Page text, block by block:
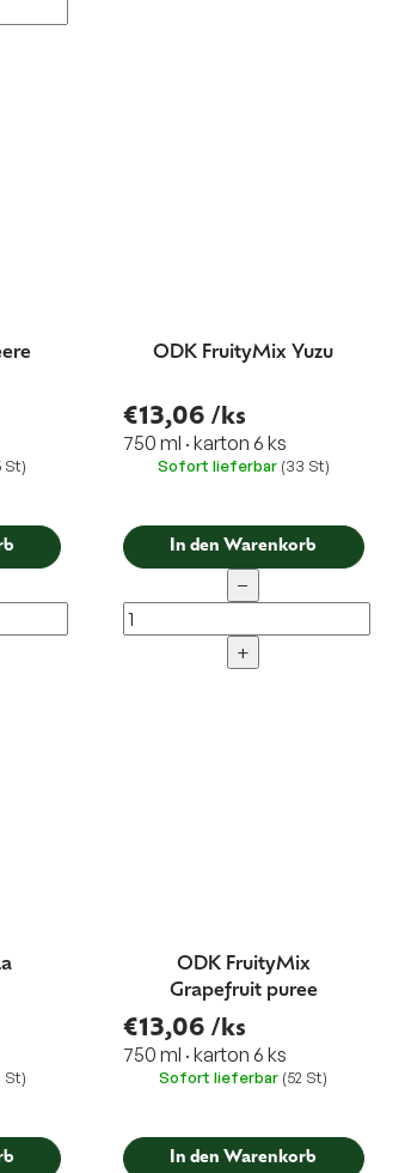
St)
ODK FruityMix Yuzu
€13,06 /ks
750 ml · karton 6 ks
Sofort lieferbar (33 St)
In den Warenkorb
−
+
St)
ODK FruityMix
Grapefruit puree
€13,06 /ks
750 ml · karton 6 ks
Sofort lieferbar (52 St)
In den Warenkorb